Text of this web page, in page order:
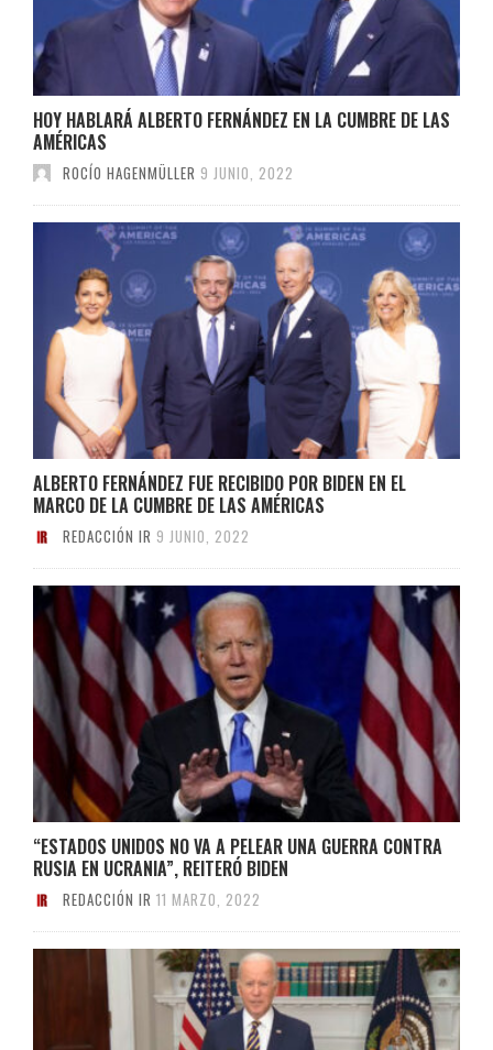
HOY HABLARÁ ALBERTO FERNÁNDEZ EN LA CUMBRE DE LAS
AMÉRICAS
ROCÍO HAGENMÜLLER 9 JUNIO, 2022
ALBERTO FERNÁNDEZ FUE RECIBIDO POR BIDEN EN EL
MARCO DE LA CUMBRE DE LAS AMÉRICAS
REDACCIÓN IR 9 JUNIO, 2022
“ESTADOS UNIDOS NO VA A PELEAR UNA GUERRA CONTRA
RUSIA EN UCRANIA”, REITERÓ BIDEN
REDACCIÓN IR 11 MARZO, 2022